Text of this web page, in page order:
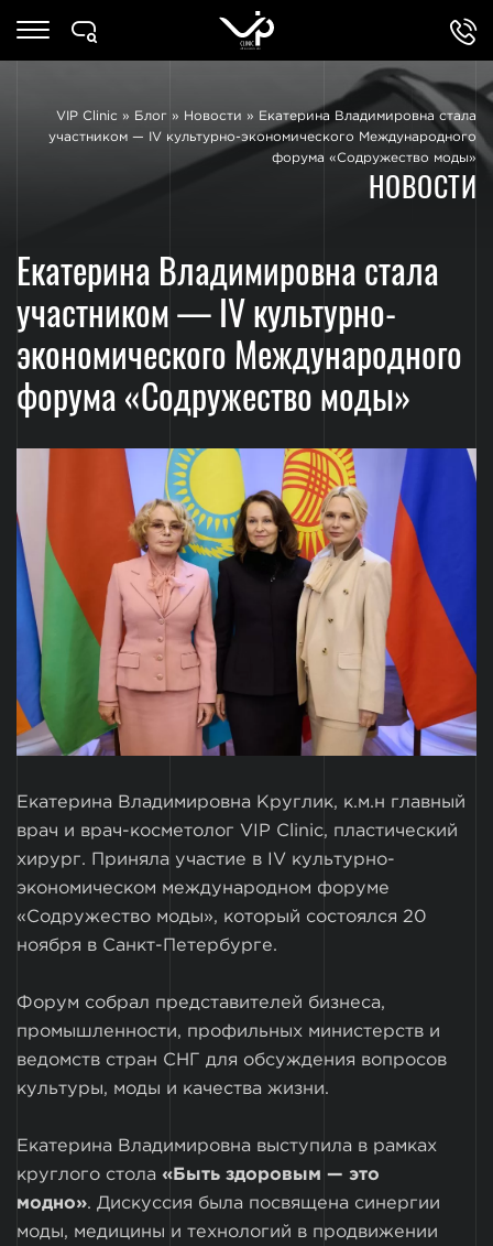
VIP Clinic » Блог » Новости »
Екатерина Владимировна стала
участником — IV культурно-экономического Международного
форума «Содружество моды»
НОВОСТИ
Екатерина Владимировна стала
участником — IV культурно-
экономического Международного
форума «Содружество моды»
Екатерина Владимировна Круглик, к.м.н главный
врач и врач-косметолог VIP Clinic, пластический
хирург. Приняла участие в IV культурно-
экономическом международном форуме
«Содружество моды», который состоялся 20
ноября в Санкт-Петербурге.
Форум собрал представителей бизнеса,
промышленности, профильных министерств и
ведомств стран СНГ для обсуждения вопросов
культуры, моды и качества жизни.
Екатерина Владимировна выступила в рамках
круглого стола «Быть здоровым — это
модно». Дискуссия была посвящена синергии
моды, медицины и технологий в продвижении